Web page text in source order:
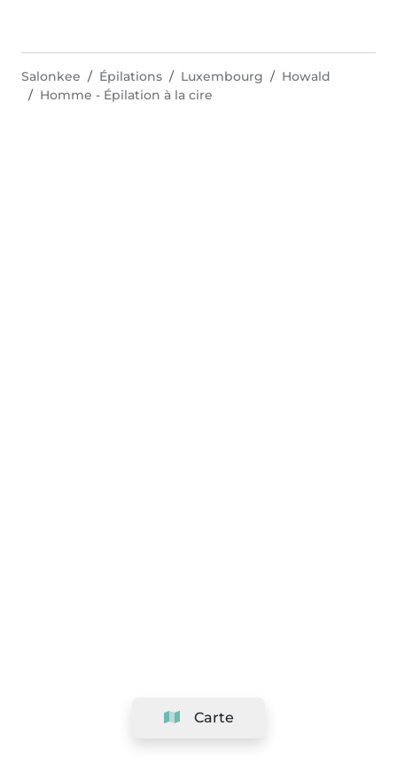
Carte
Salonkee Épilations Luxembourg
Howald
Homme - Épilation à la cire